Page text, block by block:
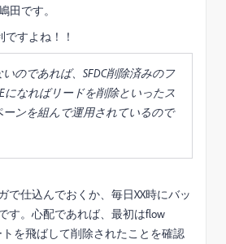
田です。
ですよね！！
のであれば、SFDC削除済みのフ
になればリードを削除といったス
ーンを組んで運用されているので
で仕込んでおくか、毎日XX時にバッ
す。心配であれば、最初はflow
を飛ばして削除されたことを確認